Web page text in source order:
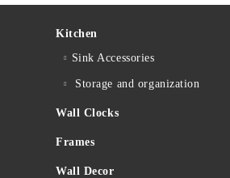
Kitchen
Sink Accessories
Storage and organization
Wall Clocks
Frames
Wall Decor